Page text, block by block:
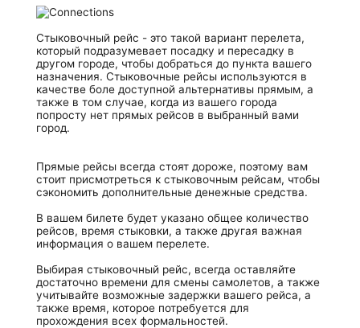
Стыковочный рейс - это такой вариант перелета,
который подразумевает посадку и пересадку в
другом городе, чтобы добраться до пункта вашего
назначения. Стыковочные рейсы используются в
качестве боле доступной альтернативы прямым, а
также в том случае, когда из вашего города
попросту нет прямых рейсов в выбранный вами
город.
Прямые рейсы всегда стоят дороже, поэтому вам
стоит присмотреться к стыковочным рейсам, чтобы
сэкономить дополнительные денежные средства.
В вашем билете будет указано общее количество
рейсов, время стыковки, а также другая важная
информация о вашем перелете.
Выбирая стыковочный рейс, всегда оставляйте
достаточно времени для смены самолетов, а также
учитывайте возможные задержки вашего рейса, а
также время, которое потребуется для
прохождения всех формальностей.